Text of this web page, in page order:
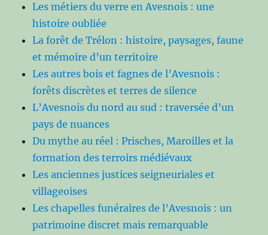
Les métiers du verre en Avesnois : une
histoire oubliée
La forêt de Trélon : histoire, paysages, faune
et mémoire d’un territoire
Les autres bois et fagnes de l’Avesnois :
forêts discrètes et terres de silence
L’Avesnois du nord au sud : traversée d’un
pays de nuances
Du mythe au réel : Prisches, Maroilles et la
formation des terroirs médiévaux
Les anciennes justices seigneuriales et
villageoises
Les chapelles funéraires de l’Avesnois : un
patrimoine discret mais remarquable